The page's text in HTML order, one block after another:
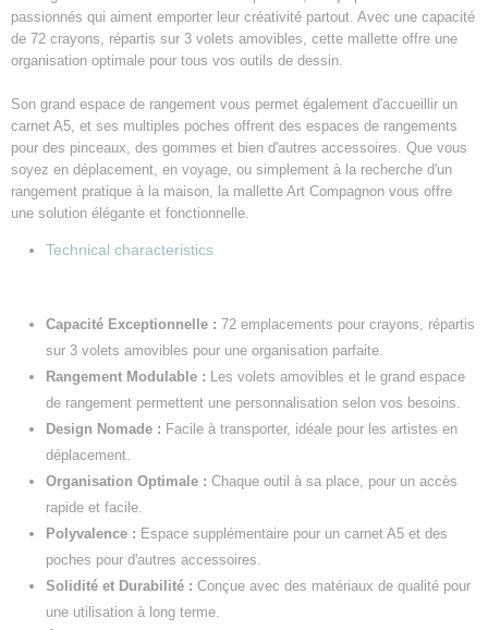
passionnés qui aiment emporter leur créativité partout. Avec une capacité
de 72 crayons, répartis sur 3 volets amovibles, cette mallette offre une
organisation optimale pour tous vos outils de dessin.
Son grand espace de rangement vous permet également d'accueillir un
carnet A5, et ses multiples poches offrent des espaces de rangements
pour des pinceaux, des gommes et bien d'autres accessoires. Que vous
soyez en déplacement, en voyage, ou simplement à la recherche d'un
rangement pratique à la maison, la mallette Art Compagnon vous offre
une solution élégante et fonctionnelle.
Technical characteristics
Capacité Exceptionnelle : 72 emplacements pour crayons, répartis
sur 3 volets amovibles pour une organisation parfaite.
Rangement Modulable : Les volets amovibles et le grand espace
de rangement permettent une personnalisation selon vos besoins.
Design Nomade : Facile à transporter, idéale pour les artistes en
déplacement.
Organisation Optimale : Chaque outil à sa place, pour un accès
rapide et facile.
Polyvalence : Espace supplémentaire pour un carnet A5 et des
poches pour d'autres accessoires.
Solidité et Durabilité : Conçue avec des matériaux de qualité pour
une utilisation à long terme.